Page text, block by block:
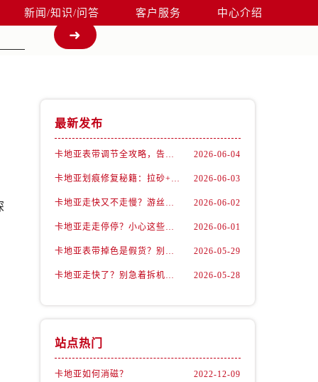
新闻/知识/问答 客户服务 中心介绍
最新发布
卡地亚表带调节全攻略，告别过短烦恼 2026-06-04
卡地亚划痕修复秘籍：拉砂+抛光双工艺还原如新 2026-06-03
卡地亚走快又不走慢？游丝问题你了解多少？ 2026-06-02
卡地亚走走停停？小心这些隐藏杀手 2026-06-01
卡地亚表带掉色是假货？别急，可能是这些日常习惯惹的祸 2026-05-29
卡地亚走快了？别急着拆机，先做这一步 2026-05-28
站点热门
卡地亚如何消磁？ 2022-12-09